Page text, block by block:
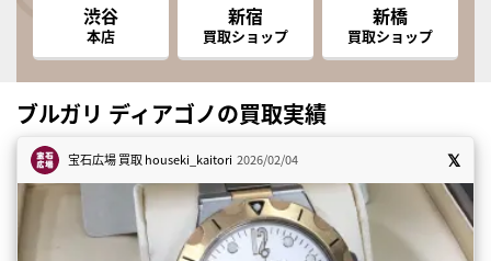
渋谷
本店
新宿
買取ショップ
新橋
買取ショップ
ブルガリ ディアゴノの買取実績
宝石広場 買取houseki_kaitori 2026/02/04